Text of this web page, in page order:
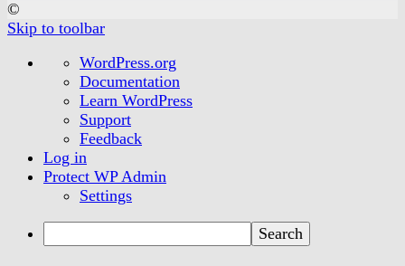
©
Skip to toolbar
About
WordPress
WordPress.org
Documentation
Learn WordPress
Support
Feedback
Log in
Protect WP Admin
Settings
Search